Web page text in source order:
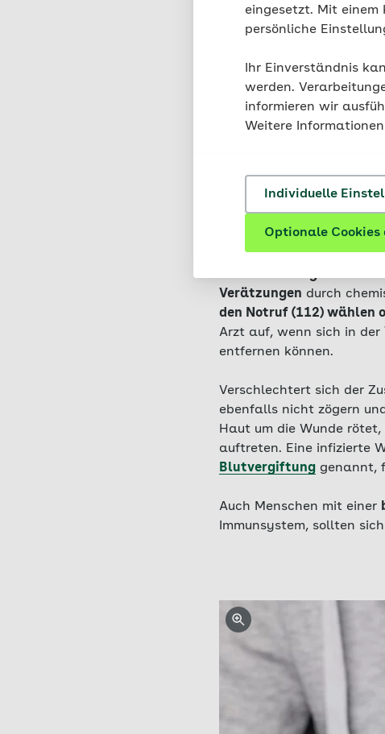
eingesetzt. Mit einem
persönliche
Ihr Einverständnis
werden.
informieren wir
Weitere
Individuelle
Optionale Cookies
Außerdem sollten Sie bei
besonders in Staub,
Medizin immer noch
sollte alle zehn Jahre
Wenn ein
brauchen
Verätzungen durch
den Notruf (112) wählen
Arzt auf, wenn sich in der
entfernen können.
Verschlechtert sich der
ebenfalls nicht zögern
Haut um die Wunde
auftreten. Eine infizierte
Blutvergiftung genannt,
Auch Menschen mit einer
Immunsystem, sollten